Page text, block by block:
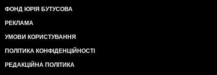
ФОНД ЮРІЯ БУТУСОВА
РЕКЛАМА
УМОВИ КОРИСТУВАННЯ
ПОЛІТИКА КОНФІДЕНЦІЙНОСТІ
РЕДАКЦІЙНА ПОЛІТИКА